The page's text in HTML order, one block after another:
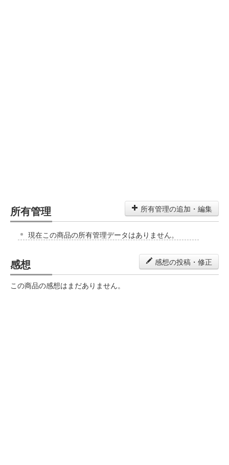
所有管理 所有管理の追加・編集
現在この商品の所有管理データはありません。
感想 感想の投稿・修正
この商品の感想はまだありません。